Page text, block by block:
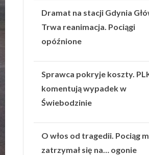
Dramat na stacji Gdynia
Trwa reanimacja. Pociągi
opóźnione
Sprawca pokryje koszty.
komentują wypadek w
Świebodzinie
O włos od tragedii. Pociąg
zatrzymał się na… ogonie